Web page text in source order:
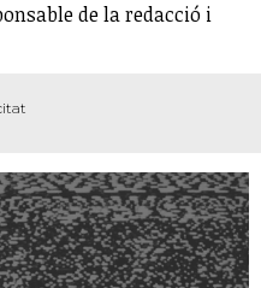
de la redacció i